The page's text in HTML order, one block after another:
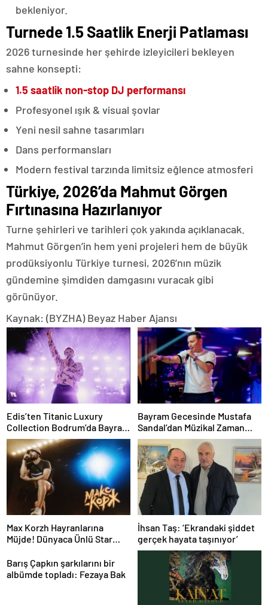
bekleniyor.
Turnede 1.5 Saatlik Enerji Patlaması
2026 turnesinde her şehirde izleyicileri bekleyen
sahne konsepti:
1.5 saatlik non-stop DJ performansı
Profesyonel ışık & visual şovlar
Yeni nesil sahne tasarımları
Dans performansları
Modern festival tarzında limitsiz eğlence atmosferi
Türkiye, 2026’da Mahmut Görgen
Fırtınasına Hazırlanıyor
Turne şehirleri ve tarihleri çok yakında açıklanacak.
Mahmut Görgen’in hem yeni projeleri hem de büyük
prodüksiyonlu Türkiye turnesi, 2026’nın müzik
gündemine şimdiden damgasını vuracak gibi
görünüyor.
Kaynak: (BYZHA) Beyaz Haber Ajansı
Edis’ten Titanic Luxury
Collection Bodrum’da Bayram
Gecesine Damga Vuran
Performans
Bayram Gecesinde Mustafa
Sandal’dan Müzikal Zaman
Yolculuğu
Max Korzh Hayranlarına
Müjde! Dünyaca Ünlü Star
Performansla Hayranlarıyla
Buluşuyor
İhsan Taş: ‘Ekrandaki şiddet
gerçek hayata taşınıyor’
Barış Çapkın şarkılarını bir
albümde topladı: Fezaya Bak